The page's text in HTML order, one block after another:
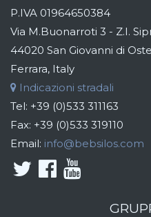
P.IVA 01964650384
Via M.Buonarroti 3 - Z.I.
44020 San Giovanni di
Ferrara, Italy
Indicazioni stradali
Tel: +39 (0)533 311163
Fax: +39 (0)533 319110
Email: info@bebsilos.com